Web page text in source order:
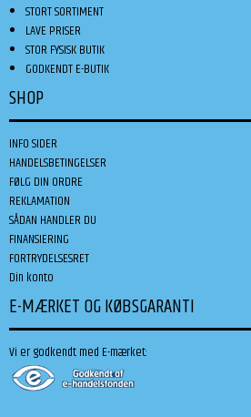
STORT SORTIMENT
LAVE PRISER
STOR FYSISK BUTIK
GODKENDT E-BUTIK
SHOP
INFO SIDER
HANDELSBETINGELSER
FØLG DIN ORDRE
REKLAMATION
SÅDAN HANDLER DU
FINANSIERING
FORTRYDELSESRET
Din konto
E-MÆRKET OG KØBSGARANTI
Vi er godkendt med E-mærket: